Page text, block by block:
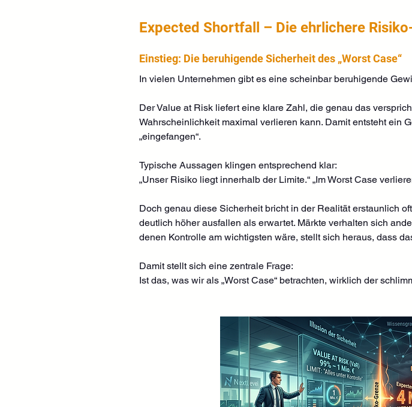
Expected Shortfall – Die ehrlichere
Einstieg: Die beruhigende Sicherheit des „Worst Case“
In vielen Unternehmen gibt es eine scheinbar beruhigende
Der Value at Risk liefert eine klare Zahl, die genau das
Wahrscheinlichkeit maximal verlieren kann. Damit entsteht ein
„eingefangen“.
Typische Aussagen klingen entsprechend klar:
„Unser Risiko liegt innerhalb der Limite.“ „Im Worst Case
Doch genau diese Sicherheit bricht in der Realität erstaunlich
deutlich höher ausfallen als erwartet. Märkte verhalten sich
denen Kontrolle am wichtigsten wäre, stellt sich heraus, dass
Damit stellt sich eine zentrale Frage:
Ist das, was wir als „Worst Case“ betrachten, wirklich der